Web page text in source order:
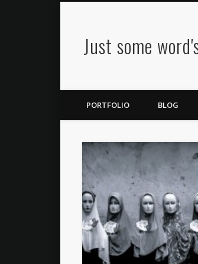
Just some
Google+
PORTFOLIO BLOG